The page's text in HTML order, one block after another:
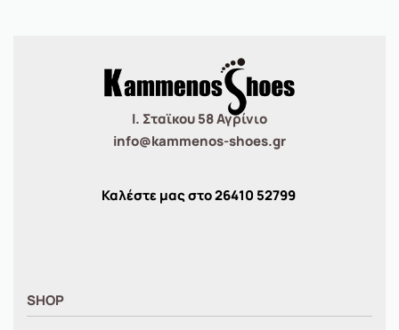
Ι. Σταϊκου 58 Αγρίνιο
info@kammenos-shoes.gr
Καλέστε μας στο26410 52799
SHOP